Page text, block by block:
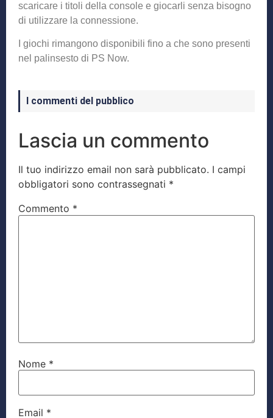
scaricare i titoli della console e giocarli senza bisogno
di utilizzare la connessione.
I giochi rimangono disponibili fino a che sono presenti
nel palinsesto di PS Now.
I commenti del pubblico
Lascia un commento
Il tuo indirizzo email non sarà pubblicato. I campi
obbligatori sono contrassegnati *
Commento *
Nome *
Email *